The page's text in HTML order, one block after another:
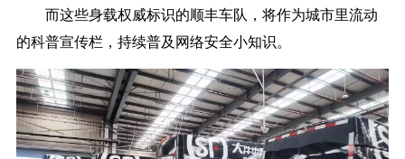
而这些身载权威标识的顺丰车队，将作为城市里流动
的科普宣传栏，持续普及网络安全小知识。